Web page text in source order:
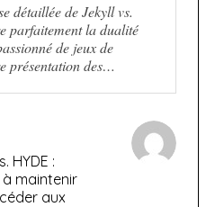
détaillée de Jekyll vs.
parfaitement la dualité
de jeux de
présentation des…
HYDE :
à maintenir
aux